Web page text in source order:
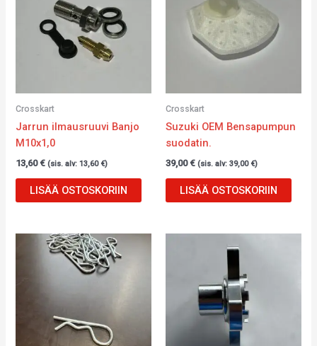
Crosskart
Jarrun ilmausruuvi Banjo
M10x1,0
13,60€ (sis. alv:13,60 €)
LISÄÄ OSTOSKORIIN
Crosskart
Suzuki OEM Bensapumpun
suodatin.
39,00€ (sis. alv: 39,00 €)
LISÄÄ OSTOSKORIIN